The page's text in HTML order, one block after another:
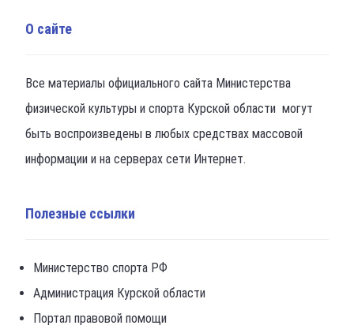
О сайте
Все материалы официального сайта Министерства
физической культуры и спорта Курской области могут
быть воспроизведены в любых средствах массовой
информации и на серверах сети Интернет.
Полезные ссылки
Министерство спорта РФ
Администрация Курской области
Портал правовой помощи